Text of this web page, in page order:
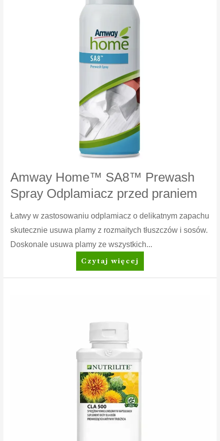
30
Amway Home™ SA8™ Prewash
Spray Odplamiacz przed praniem
Łatwy w zastosowaniu odplamiacz o delikatnym zapachu
skutecznie usuwa plamy z rozmaitych tłuszczów i sosów.
Doskonale usuwa plamy ze wszystkich...
Amway
Home™
przed
praniem
Czytaj więcej